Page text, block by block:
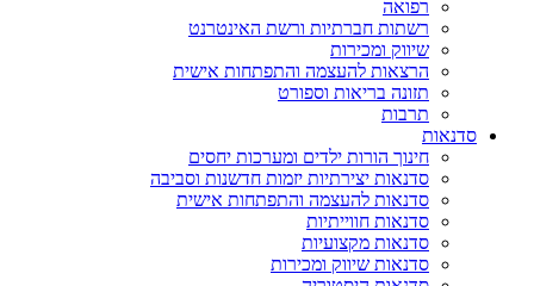
רפואה
רשתות חברתיות ורשת האינטרנט
שיווק ומכירות
הרצאות להעצמה והתפתחות אישית
תזונה בריאות וספורט
תרבות
סדנאות
חינוך הורות ילדים ומערכות יחסים
סדנאות יצירתיות יזמות חדשנות וסביבה
סדנאות להעצמה והתפתחות אישית
סדנאות חווייתיות
סדנאות מקצועיות
סדנאות שיווק ומכירות